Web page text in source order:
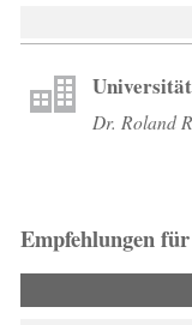
Dr. Roland
Empfehlungen